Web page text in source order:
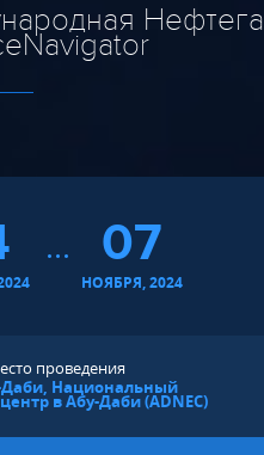
07
НОЯБРЯ, 2024
проведения
Даби, Национальный
в Абу-Даби (ADNEC)